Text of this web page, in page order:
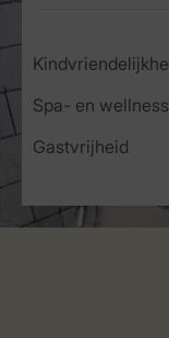
Gastvrijheid